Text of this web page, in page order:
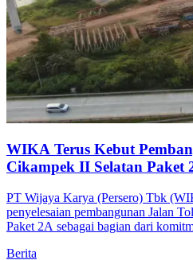
WIKA Terus Kebut
Cikampek II Selatan Paket
PT Wijaya Karya (Persero) Tbk
penyelesaian pembangunan Jalan
Paket 2A sebagai bagian dari
Berita